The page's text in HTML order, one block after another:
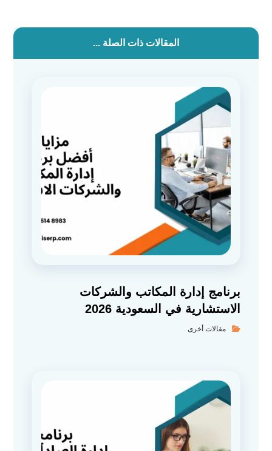
المقالات ذات الصلة ...
برنامج إدارة المكاتب والشركات
الاستشارية في السعودية 2026
مقالات أخرى